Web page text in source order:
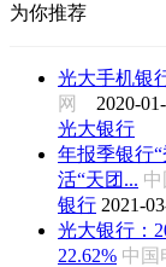
为你推荐
光大手机银
网 2020-
光大银行
年报季银行
活“天团...
银行 2021-
光大银行：
22.62% 中